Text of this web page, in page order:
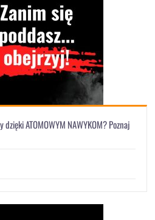
ATOMOWYM NAWYKOM? Poznaj